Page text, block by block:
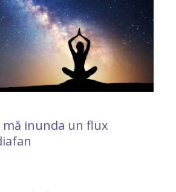
inunda un flux